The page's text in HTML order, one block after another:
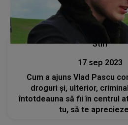
Stiri
17 sep 2023
Cum a ajuns Vlad Pascu
droguri și, ulterior,
întotdeauna să fii în centrul
tu, să te